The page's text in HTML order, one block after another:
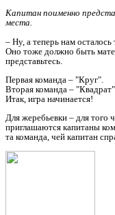
Капитан поименно
места.
– Ну, а теперь нам
Оно тоже должно быть
представьтесь.
Первая команда – "Круг".
Вторая команда – "Квадрат".
Итак, игра начинается!
Для жеребьевки – для того
приглашаются капитаны
та команда, чей капитан